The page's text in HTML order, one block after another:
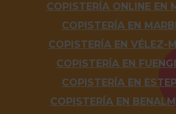
COPISTERÍA ONLINE EN
COPISTERÍA EN
COPISTERÍA EN VÉLEZ-
COPISTERÍA EN
COPISTERÍA EN
COPISTERÍA EN